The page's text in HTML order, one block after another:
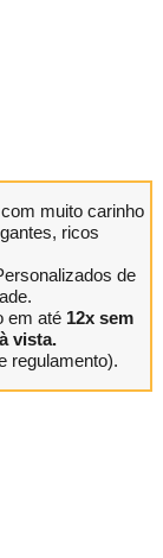
muito carinho
ricos
de
em até 12x sem
vista.
regulamento).